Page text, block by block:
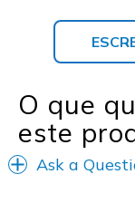
O que
este
Ask a